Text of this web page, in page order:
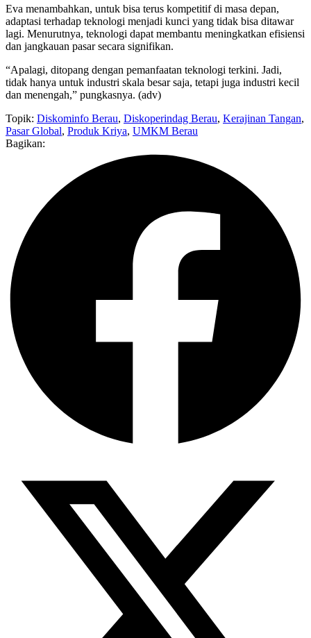
Eva menambahkan, untuk bisa terus kompetitif di masa depan,
adaptasi terhadap teknologi menjadi kunci yang tidak bisa ditawar
lagi. Menurutnya, teknologi dapat membantu meningkatkan efisiensi
dan jangkauan pasar secara signifikan.
“Apalagi, ditopang dengan pemanfaatan teknologi terkini. Jadi,
tidak hanya untuk industri skala besar saja, tetapi juga industri kecil
dan menengah,” pungkasnya. (adv)
Topik: Diskominfo Berau, Diskoperindag Berau, Kerajinan Tangan,
Pasar Global, Produk Kriya, UMKM Berau
Bagikan: